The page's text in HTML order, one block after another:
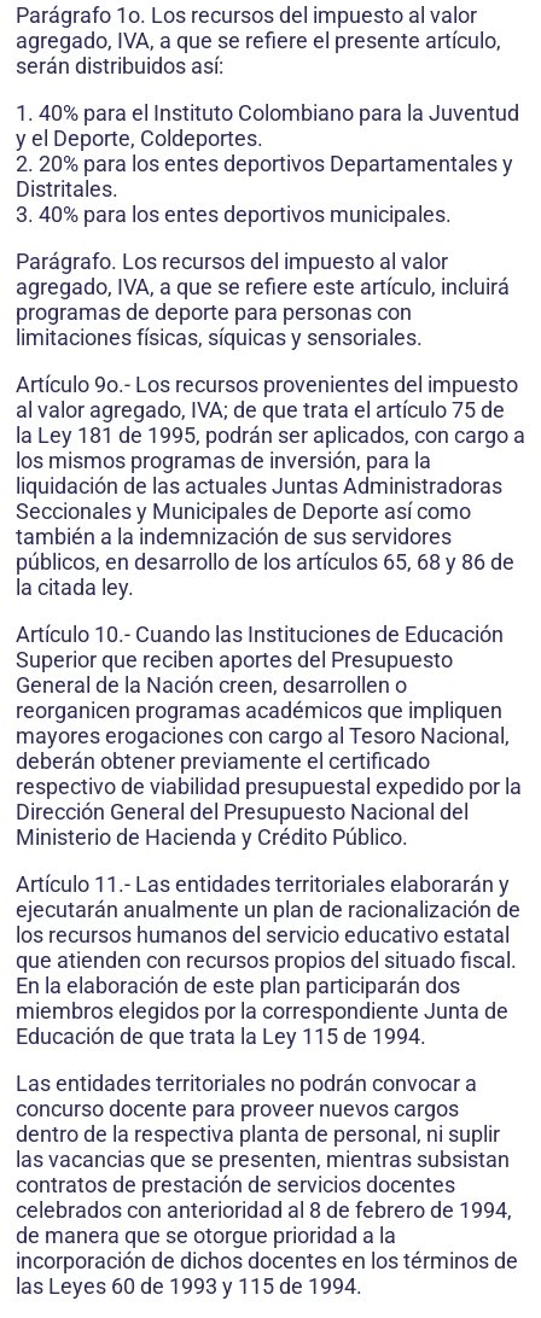
Parágrafo 1o. Los recursos del impuesto al valor
agregado, IVA, a que se refiere el presente artículo,
serán distribuidos así:
1. 40% para el Instituto Colombiano para la Juventud
y el Deporte, Coldeportes.
2. 20% para los entes deportivos Departamentales y
Distritales.
3. 40% para los entes deportivos municipales.
Parágrafo. Los recursos del impuesto al valor
agregado, IVA, a que se refiere este artículo, incluirá
programas de deporte para personas con
limitaciones físicas, síquicas y sensoriales.
Artículo 9o.- Los recursos provenientes del impuesto
al valor agregado, IVA; de que trata el artículo 75 de
la Ley 181 de 1995, podrán ser aplicados, con cargo a
los mismos programas de inversión, para la
liquidación de las actuales Juntas Administradoras
Seccionales y Municipales de Deporte así como
también a la indemnización de sus servidores
públicos, en desarrollo de los artículos 65, 68 y 86 de
la citada ley.
Artículo 10.- Cuando las Instituciones de Educación
Superior que reciben aportes del Presupuesto
General de la Nación creen, desarrollen o
reorganicen programas académicos que impliquen
mayores erogaciones con cargo al Tesoro Nacional,
deberán obtener previamente el certificado
respectivo de viabilidad presupuestal expedido por la
Dirección General del Presupuesto Nacional del
Ministerio de Hacienda y Crédito Público.
Artículo 11.- Las entidades territoriales elaborarán y
ejecutarán anualmente un plan de racionalización de
los recursos humanos del servicio educativo estatal
que atienden con recursos propios del situado fiscal.
En la elaboración de este plan participarán dos
miembros elegidos por la correspondiente Junta de
Educación de que trata la Ley 115 de 1994.
Las entidades territoriales no podrán convocar a
concurso docente para proveer nuevos cargos
dentro de la respectiva planta de personal, ni suplir
las vacancias que se presenten, mientras subsistan
contratos de prestación de servicios docentes
celebrados con anterioridad al 8 de febrero de 1994,
de manera que se otorgue prioridad a la
incorporación de dichos docentes en los términos de
las Leyes 60 de 1993 y 115 de 1994.